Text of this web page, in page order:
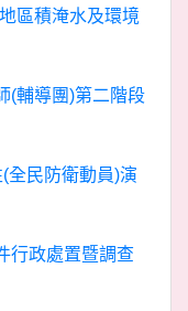
區積淹水及環境
(輔導團)第二階段
全民防衛動員)演
行政處置暨調查